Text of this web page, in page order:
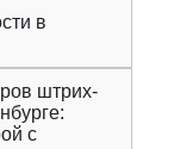
в
штрих-
с